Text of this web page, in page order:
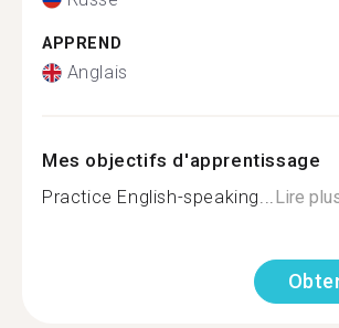
APPREND
Anglais
Mes objectifs d'apprentissage
Practice English-speaking...Lire